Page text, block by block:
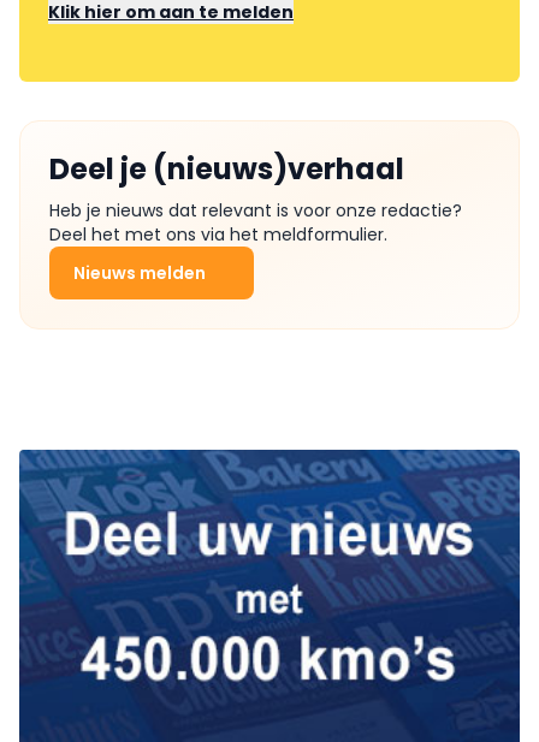
Klik hier om aan te melden
Deel je (nieuws)verhaal
Heb je nieuws dat relevant is voor onze redactie?
Deel het met ons via het meldformulier.
Nieuws melden